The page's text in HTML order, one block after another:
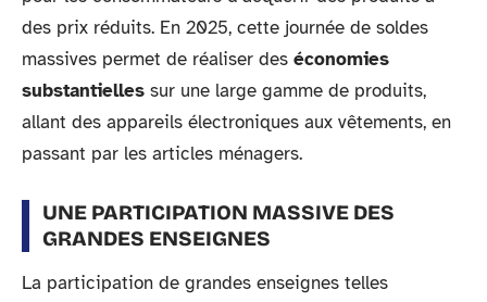
des prix réduits. En 2025, cette journée de soldes
massives permet de réaliser des économies
substantielles sur une large gamme de produits,
allant des appareils électroniques aux vêtements, en
passant par les articles ménagers.
UNE PARTICIPATION MASSIVE DES
GRANDES ENSEIGNES
La participation de grandes enseignes telles